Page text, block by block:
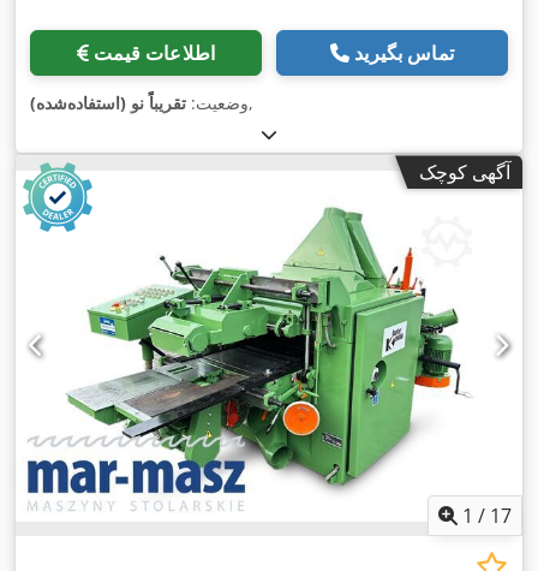
اطلاعات قیمت تماس بگیرید
وضعیت: تقریباً نو (استفاده‌شده) ,
آگهی کوچک
1 / 17